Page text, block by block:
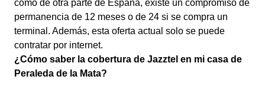
como de otra parte de España, existe un compromiso de
permanencia de 12 meses o de 24 si se compra un
terminal. Además, esta oferta actual solo se puede
contratar por internet.
¿Cómo saber la cobertura de Jazztel en mi casa de
Peraleda de la Mata?